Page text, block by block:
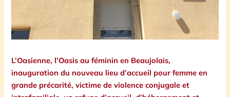
L’Oasienne, l’Oasis au féminin en Beaujolais,
inauguration du nouveau lieu d’accueil pour femme en
grande précarité, victime de violence conjugale et